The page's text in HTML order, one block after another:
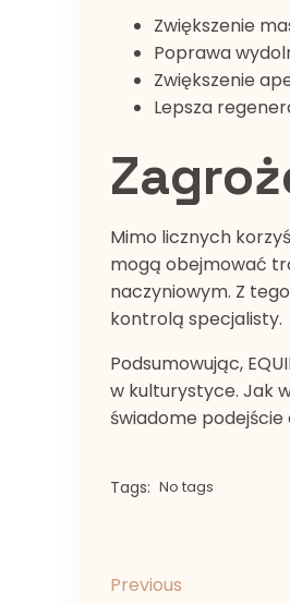
Zwiększenie
Poprawa
Zwiększenie
Lepsza
Mimo licznych
mogą obejmować
naczyniowym. Z
kontrolą specjalisty.
Podsumowując,
w kulturystyce. Jak
świadome podejście
Tags: No tags
Previous